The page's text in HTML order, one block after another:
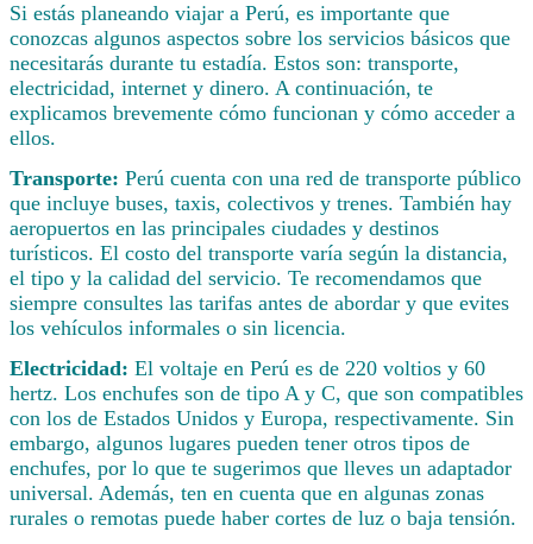
Si estás planeando viajar a Perú, es importante que
conozcas algunos aspectos sobre los servicios básicos que
necesitarás durante tu estadía. Estos son: transporte,
electricidad, internet y dinero. A continuación, te
explicamos brevemente cómo funcionan y cómo acceder a
ellos.
Transporte: Perú cuenta con una red de transporte público
que incluye buses, taxis, colectivos y trenes. También hay
aeropuertos en las principales ciudades y destinos
turísticos. El costo del transporte varía según la distancia,
el tipo y la calidad del servicio. Te recomendamos que
siempre consultes las tarifas antes de abordar y que evites
los vehículos informales o sin licencia.
Electricidad: El voltaje en Perú es de 220 voltios y 60
hertz. Los enchufes son de tipo A y C, que son compatibles
con los de Estados Unidos y Europa, respectivamente. Sin
embargo, algunos lugares pueden tener otros tipos de
enchufes, por lo que te sugerimos que lleves un adaptador
universal. Además, ten en cuenta que en algunas zonas
rurales o remotas puede haber cortes de luz o baja tensión.